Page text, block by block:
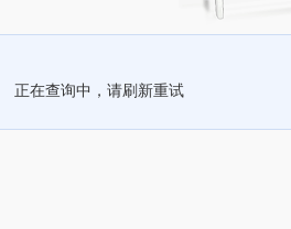
正在查询中，请刷新重试